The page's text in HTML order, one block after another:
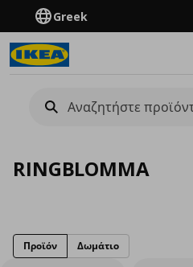
Greek
RINGBLOMMA
Προϊόν Δωμάτιο